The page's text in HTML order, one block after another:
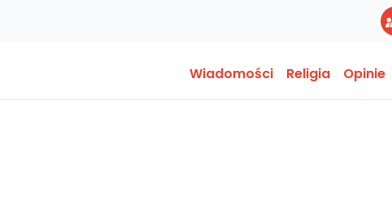
Wiadomości Religia Opinie